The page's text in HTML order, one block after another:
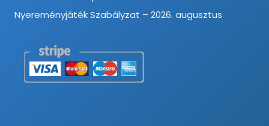
Nyereményjáték Szabályzat – 2026. augusztus